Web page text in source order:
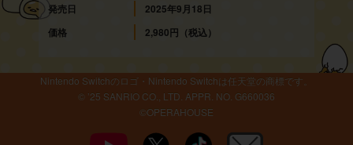
発売日
2025年9月18日
価格
2,980円（税込）
Nintendo Switchのロゴ・Nintendo Switchは任天堂の商標です。
© ’25 SANRIO CO., LTD. APPR. NO. G660036
©OPERAHOUSE